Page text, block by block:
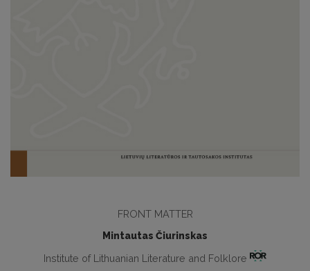
FRONT MATTER
Mintautas Čiurinskas
Institute of Lithuanian Literature and Folklore